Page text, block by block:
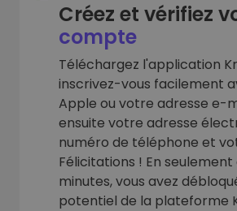
Créez et vérifiez
compte
Téléchargez l'application
inscrivez-vous facilement
Apple ou votre adresse e-
ensuite votre adresse
numéro de téléphone et
Félicitations ! En seulement
minutes, vous avez
potentiel de la plateforme